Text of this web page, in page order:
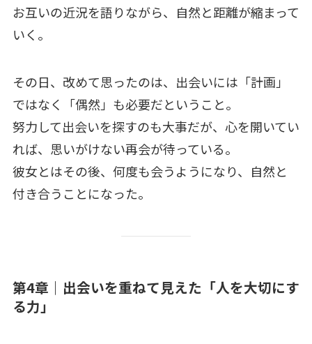
お互いの近況を語りながら、自然と距離が縮まって
いく。
その日、改めて思ったのは、出会いには「計画」
ではなく「偶然」も必要だということ。
努力して出会いを探すのも大事だが、心を開いてい
れば、思いがけない再会が待っている。
彼女とはその後、何度も会うようになり、自然と
付き合うことになった。
第4章｜出会いを重ねて見えた「人を大切にす
る力」